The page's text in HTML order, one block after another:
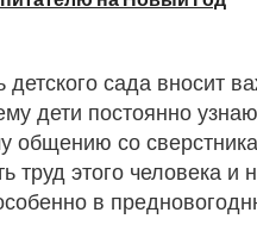
детского сада вносит
дети постоянно
общению со
труд этого человека
в